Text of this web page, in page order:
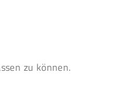
zu können.